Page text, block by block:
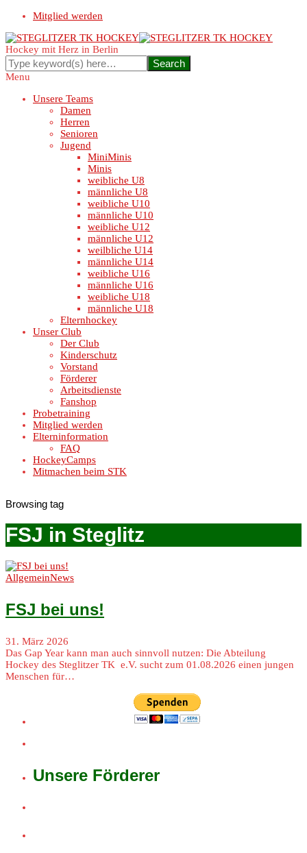
Mitglied werden
Hockey mit Herz in Berlin
Menu
Unsere Teams
Damen
Herren
Senioren
Jugend
MiniMinis
Minis
weibliche U8
männliche U8
weibliche U10
männliche U10
weibliche U12
männliche U12
weilbliche U14
männliche U14
weibliche U16
männliche U16
weibliche U18
männliche U18
Elternhockey
Unser Club
Der Club
Kinderschutz
Vorstand
Förderer
Arbeitsdienste
Fanshop
Probetraining
Mitglied werden
Elterninformation
FAQ
HockeyCamps
Mitmachen beim STK
Browsing tag
FSJ in Steglitz
AllgemeinNews
FSJ bei uns!
31. März 2026
Das Gap Year kann man auch sinnvoll nutzen: Die Abteilung
Hockey des Steglitzer TK e.V. sucht zum 01.08.2026 einen jungen
Menschen für…
Unsere Förderer